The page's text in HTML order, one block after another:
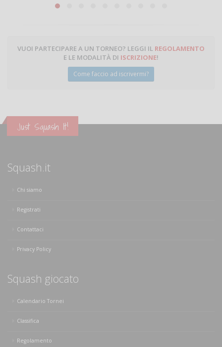
VUOI PARTECIPARE A UN TORNEO? LEGGI IL REGOLAMENTO
E LE MODALITÀ DI ISCRIZIONE!
Come faccio ad iscrivermi?
Just Squash It!
Squash.it
Chi siamo
Registrati
Contattaci
Privacy Policy
Squash giocato
Calendario Tornei
Classifica
Regolamento